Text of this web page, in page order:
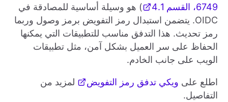
6749، القسم 4.1
) هو وسيلة أساسية للمصادقة في
OIDC. يتضمن استبدال رمز التفويض برمز وصول وربما
رمز تحديث. هذا التدفق مناسب للتطبيقات التي يمكنها
الحفاظ على سر العميل بشكل آمن، مثل تطبيقات
الويب على جانب الخادم.
اطلع على ويكي تدفق رمز التفويض
لمزيد من
التفاصيل.